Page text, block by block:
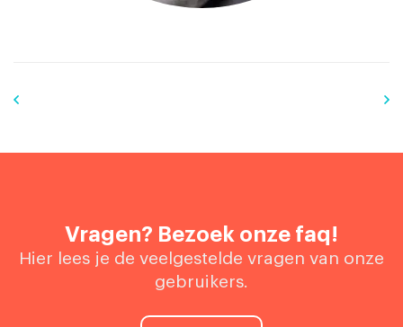
Vragen? Bezoek onze faq!
Hier lees je de veelgestelde vragen van onze
gebruikers.